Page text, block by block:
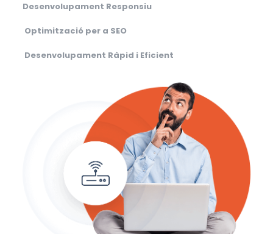
Desenvolupament Responsiu
Optimització per a SEO
Desenvolupament Ràpid i Eficient